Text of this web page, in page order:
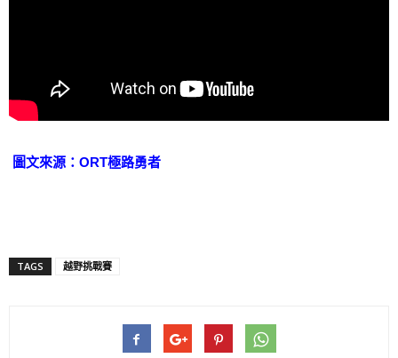
圖文來源：ORT極路勇者
TAGS 越野挑戰賽